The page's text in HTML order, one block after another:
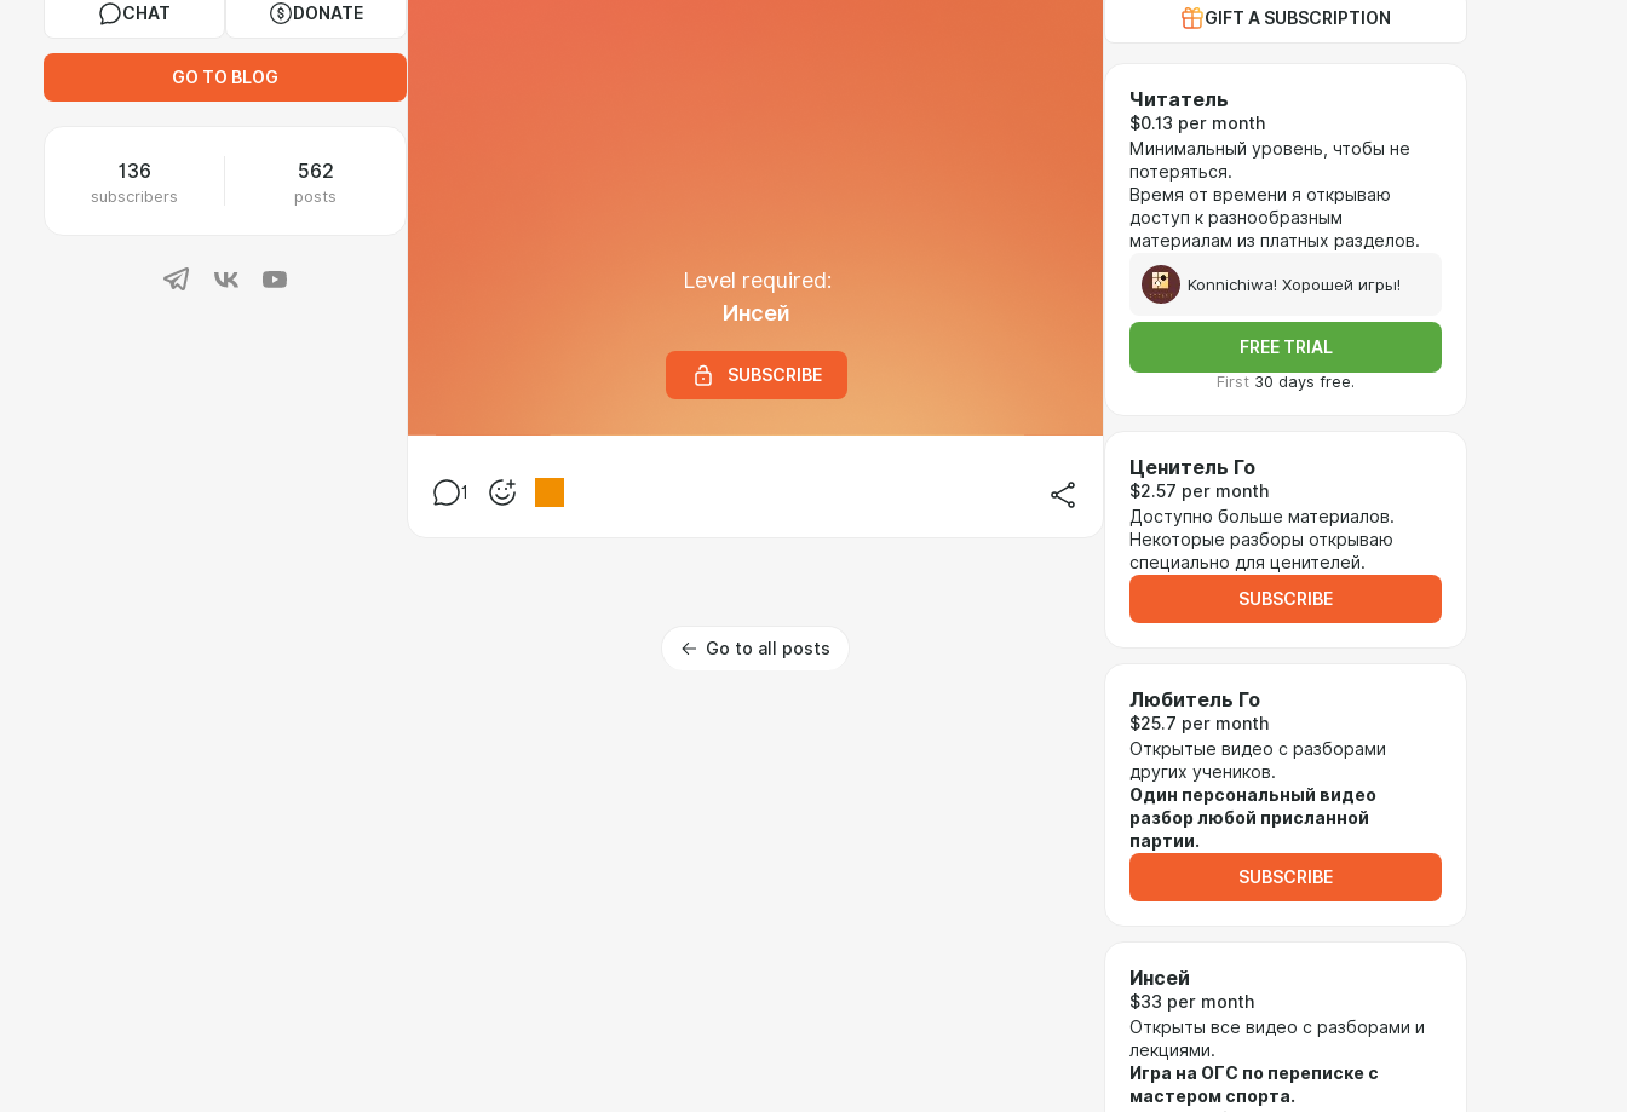
CHAT DONATE
GO TO BLOG
136
subscribers
562
posts
Level required:
Инсей
SUBSCRIBE
1
Go to all posts
GIFT A SUBSCRIPTION
Читатель
$0.13 per month
Минимальный уровень, чтобы не
потеряться.
Время от времени я открываю
доступ к разнообразным
материалам из платных разделов.
Konnichiwa! Хорошей игры!
FREE TRIAL
First 30 days free.
Ценитель Го
$2.57 per month
Доступно больше материалов.
Некоторые разборы открываю
специально для ценителей.
SUBSCRIBE
Любитель Го
$25.7 per month
Открытые видео с разборами
других учеников.
Один персональный видео
разбор любой присланной
партии.
SUBSCRIBE
Инсей
$33 per month
Открыты все видео с разборами и
лекциями.
Игра на ОГС по переписке с
мастером спорта.